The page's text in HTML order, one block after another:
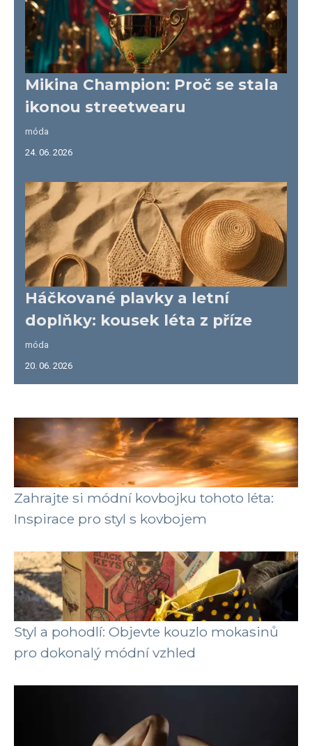
Mikina Champion: Proč se stala
ikonou streetwearu
móda
24. 06. 2026
Háčkované plavky a letní
doplňky: kousek léta z příze
móda
20. 06. 2026
Zahrajte si módní kovbojku tohoto léta:
Inspirace pro styl s kovbojem
Styl a pohodlí: Objevte kouzlo mokasinů
pro dokonalý módní vzhled